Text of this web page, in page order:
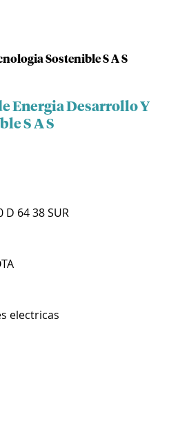
Sostenible S A S
Energia Desarrollo Y
S A S
D 64 38 SUR
electricas